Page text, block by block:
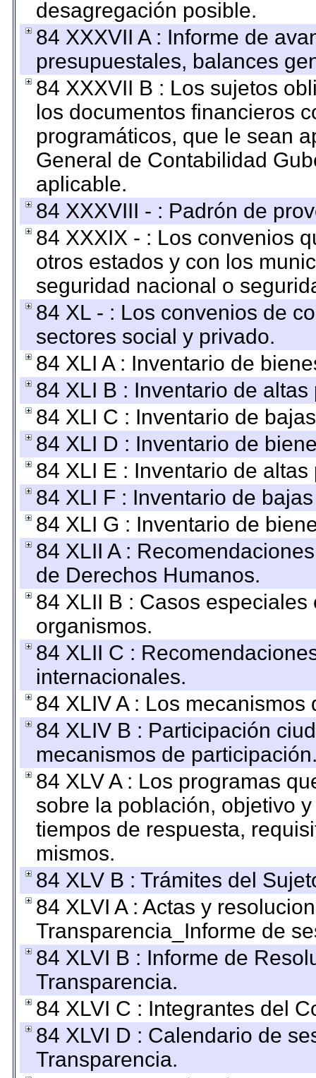
desagregación posible.
84 XXXVII A : Informe de
presupuestales, balances
84 XXXVII B : Los sujetos
los documentos financieros
programáticos, que le sean
General de Contabilidad
aplicable.
84 XXXVIII - : Padrón de
84 XXXIX - : Los convenios
otros estados y con los
seguridad nacional o
84 XL - : Los convenios de
sectores social y privado.
84 XLI A : Inventario de
84 XLI B : Inventario de
84 XLI C : Inventario de
84 XLI D : Inventario de
84 XLI E : Inventario de
84 XLI F : Inventario de
84 XLI G : Inventario de
84 XLII A :
de Derechos Humanos.
84 XLII B : Casos
organismos.
84 XLII C :
internacionales.
84 XLIV A : Los
84 XLIV B : Participación
mecanismos de
84 XLV A : Los programas
sobre la población, objetivo
tiempos de respuesta,
mismos.
84 XLV B : Trámites del
84 XLVI A : Actas y
Transparencia_Informe de
84 XLVI B : Informe de
Transparencia.
84 XLVI C : Integrantes del
84 XLVI D : Calendario de
Transparencia.